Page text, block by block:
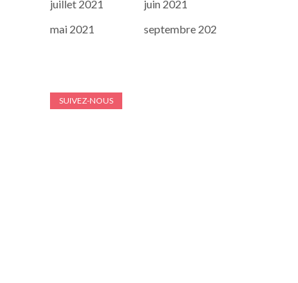
juillet 2021
juin 2021
mai 2021
septembre 202
SUIVEZ-NOUS